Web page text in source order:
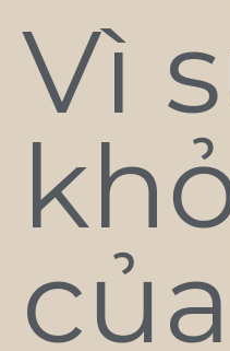
Vì
của